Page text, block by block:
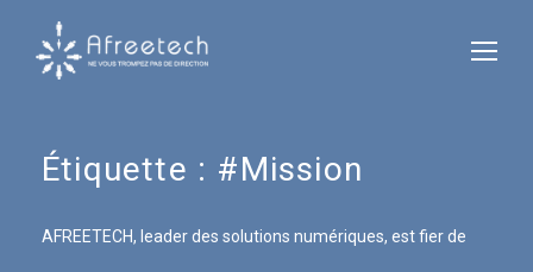
Étiquette : #Mission
AFREETECH, leader des solutions numériques, est fier de